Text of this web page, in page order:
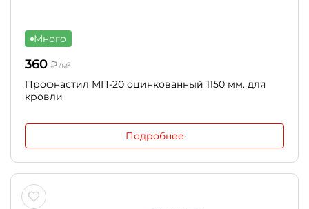
Много
360 ₽/м²
Профнастил МП-20 оцинкованный 1150 мм. для
кровли
Подробнее